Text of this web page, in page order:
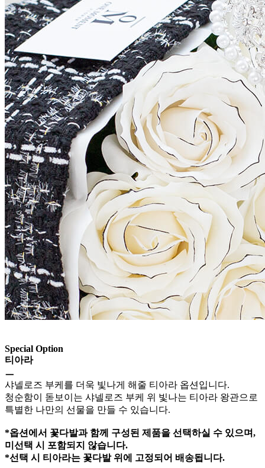
Special Option
티아라
ㅡ
샤넬로즈 부케를 더욱 빛나게 해줄 티아라 옵션입니다.
청순함이 돋보이는 샤넬로즈 부케 위 빛나는 티아라 왕관으로
특별한 나만의 선물을 만들 수 있습니다.
*옵션에서 꽃다발과 함께 구성된 제품을 선택하실 수 있으며,
미선택 시 포함되지 않습니다.
*선택 시 티아라는 꽃다발 위에 고정되어 배송됩니다.